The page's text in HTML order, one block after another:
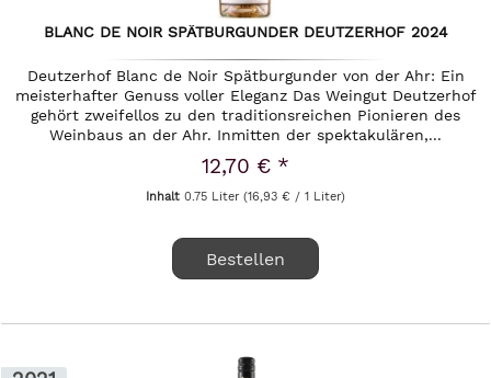
BLANC DE NOIR SPÄTBURGUNDER DEUTZERHOF 2024
Deutzerhof Blanc de Noir Spätburgunder von der Ahr: Ein
meisterhafter Genuss voller Eleganz Das Weingut Deutzerhof
gehört zweifellos zu den traditionsreichen Pionieren des
Weinbaus an der Ahr. Inmitten der spektakulären,...
12,70 € *
Inhalt0.75 Liter(16,93 € / 1 Liter)
Bestellen